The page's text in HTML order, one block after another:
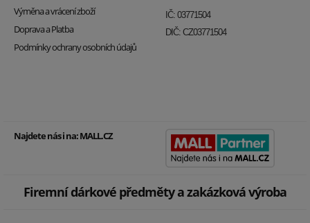
Výměna a vrácení zboží
Doprava a Platba
Podmínky ochrany osobních údajů
IČ: 03771504
DIČ: CZ03771504
Najdete nás i na:MALL.CZ
Firemní dárkové předměty a zakázková výroba